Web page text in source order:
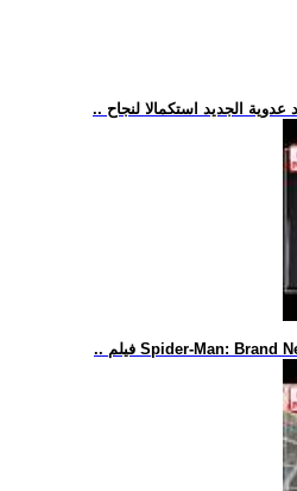
الجديد استكمالا لنجاح